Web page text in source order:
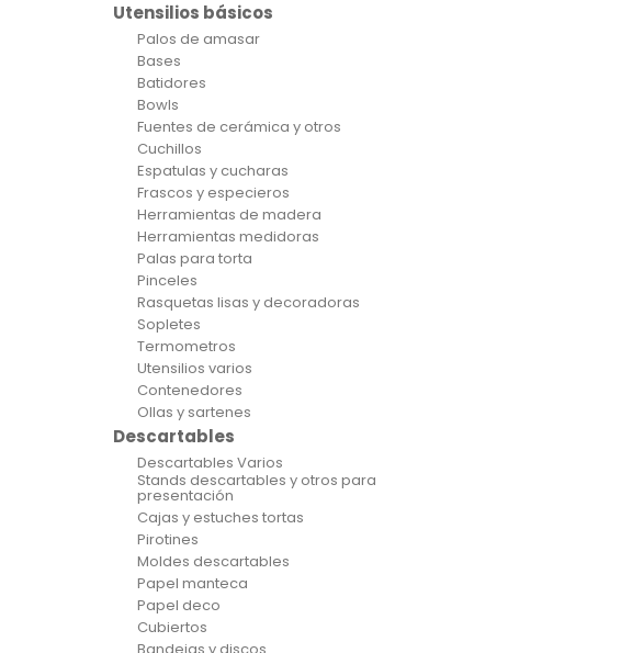
Utensilios básicos
Palos de amasar
Bases
Batidores
Bowls
Fuentes de cerámica y otros
Cuchillos
Espatulas y cucharas
Frascos y especieros
Herramientas de madera
Herramientas medidoras
Palas para torta
Pinceles
Rasquetas lisas y decoradoras
Sopletes
Termometros
Utensilios varios
Contenedores
Ollas y sartenes
Descartables
Descartables Varios
Stands descartables y otros para
presentación
Cajas y estuches tortas
Pirotines
Moldes descartables
Papel manteca
Papel deco
Cubiertos